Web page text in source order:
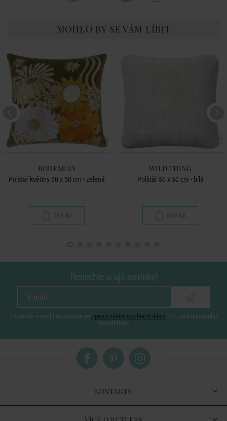
MOHLO BY SE VÁM LÍBIT
BOHEMIAN
Polštář květiny 50 x 50 cm - zelená
799 Kč
WILD THING
Polštář 50 x 50 cm - bílá
849 Kč
Nenechte si ujít novinky!
vložením e-mailu souhlasíte se zpracováním osobních údajů pro zasílání našeho
newsletteru
KONTAKTY